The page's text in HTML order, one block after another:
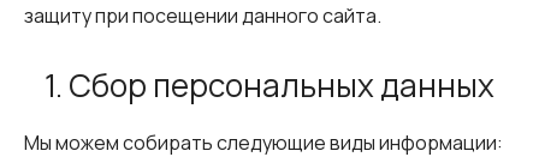
защиту при посещении данного сайта.
1. Сбор персональных данных
Мы можем собирать следующие виды информации: